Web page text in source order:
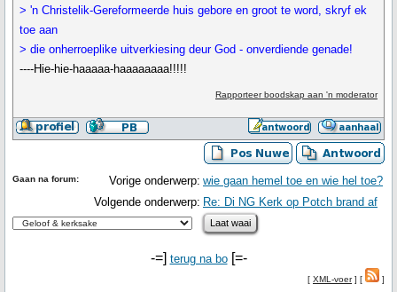
> 'n Christelik-Gereformeerde huis gebore en groot te word, skryf ek
toe aan
> die onherroeplike uitverkiesing deur God - onverdiende genade!
----Hie-hie-haaaaa-haaaaaaaa!!!!!
Rapporteer boodskap aan 'n moderator
Vorige onderwerp: wie gaan hemel toe en wie hel toe?
Volgende onderwerp: Re: Di NG Kerk op Potch brand af
Gaan na forum:
-=] terug na bo[=-
[ XML-voer] [ ]